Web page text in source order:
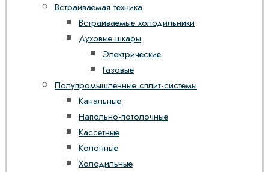
Встраиваемая техника
Встраиваемые холодильники
Духовые шкафы
Электрические
Газовые
Полупромышленные сплит-системы
Канальные
Напольно-потолочные
Кассетные
Колонные
Холодильные